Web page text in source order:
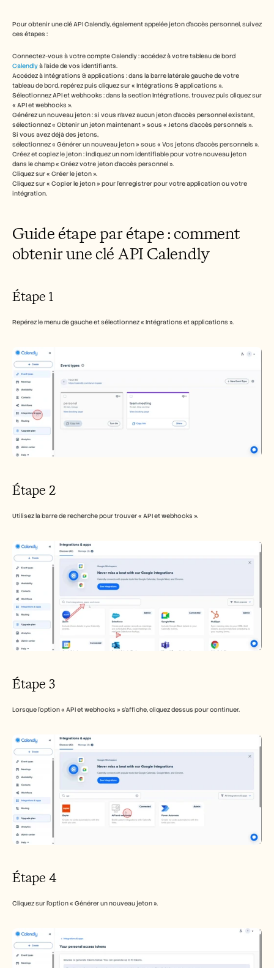
Pour obtenir une clé API Calendly, également appelée jeton d'accès personnel, suivez
ces étapes :
Calendly à l'aide de vos identifiants.
Accédez à Intégrations & applications : dans la barre latérale gauche de votre
tableau de bord, repérez puis cliquez sur « Intégrations & applications ».
Sélectionnez API et webhooks : dans la section Intégrations, trouvez puis cliquez sur
« API et webhooks ».
Générez un nouveau jeton : si vous n'avez aucun jeton d'accès personnel existant,
sélectionnez « Obtenir un jeton maintenant » sous « Jetons d'accès personnels ».
Si vous avez déjà des jetons,
sélectionnez « Générer un nouveau jeton » sous « Vos jetons d'accès personnels ».
Créez et copiez le jeton : indiquez un nom identifiable pour votre nouveau jeton
dans le champ « Créez votre jeton d'accès personnel ».
Cliquez sur « Créer le jeton ».
Cliquez sur « Copier le jeton » pour l'enregistrer pour votre application ou votre
intégration.
Guide étape par étape : comment
obtenir une clé API Calendly
Étape 1
Repérez le menu de gauche et sélectionnez « Intégrations et applications ».
Étape 2
Utilisez la barre de recherche pour trouver « API et webhooks ».
Étape 3
Lorsque l'option « API et webhooks » s'affiche, cliquez dessus pour continuer.
Étape 4
Cliquez sur l'option « Générer un nouveau jeton ».
Témoignages clients
Announcement
Partner Program
Gestion du changement
Activation des ventes
Pré-vente
Marketing produit
Succès client
Formation
See more